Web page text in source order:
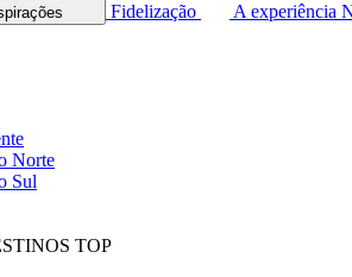
Fidelização A experiência
Norte
Sul
TOP